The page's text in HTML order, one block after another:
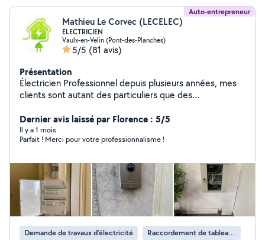
Auto-entrepreneur
Mathieu Le Corvec (LECELEC)
ÉLECTRICIEN
Vaulx-en-Velin (Pont-des-Planches)
5/5 (81 avis)
Présentation
Électricien Professionnel depuis plusieurs années, mes
clients sont autant des particuliers que des
m'occuper de vos petits travaux jusqu'au très gros s'en
vous délaisser en cours de route comme certains font
malheureusement! Je sérieux , ponctuel, soigneux,force
Je me ferais un plaisir de répondre à vos questions.
Dernier avis laissé par Florence : 5/5
Il y a 1 mois
Parfait ! Merci pour votre professionnalisme !
Demande de travaux d’électricité Raccordement de tableau électrique